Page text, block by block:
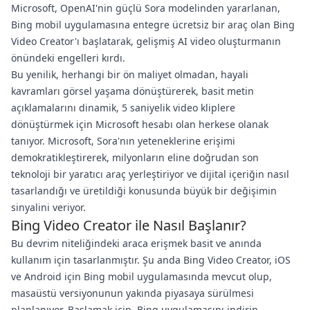
Microsoft, OpenAI'nin güçlü Sora modelinden yararlanan,
Bing mobil uygulamasına entegre ücretsiz bir araç olan Bing
Video Creator'ı başlatarak, gelişmiş AI video oluşturmanın
önündeki engelleri kırdı.
Bu yenilik, herhangi bir ön maliyet olmadan, hayali
kavramları görsel yaşama dönüştürerek, basit metin
açıklamalarını dinamik, 5 saniyelik video kliplere
dönüştürmek için Microsoft hesabı olan herkese olanak
tanıyor. Microsoft, Sora'nın yeteneklerine erişimi
demokratikleştirerek, milyonların eline doğrudan son
teknoloji bir yaratıcı araç yerleştiriyor ve dijital içeriğin nasıl
tasarlandığı ve üretildiği konusunda büyük bir değişimin
sinyalini veriyor.
Bing Video Creator ile Nasıl Başlanır?
Bu devrim niteliğindeki araca erişmek basit ve anında
kullanım için tasarlanmıştır. Şu anda Bing Video Creator, iOS
ve Android için Bing mobil uygulamasında mevcut olup,
masaüstü versiyonunun yakında piyasaya sürülmesi